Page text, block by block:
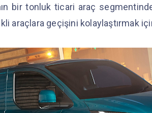
bir tonluk ticari araç
araçlara geçişini kolaylaştırmak